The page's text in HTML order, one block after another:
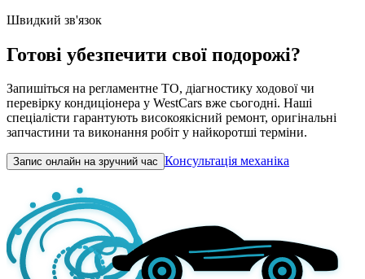
Швидкий зв'язок
Готові убезпечити свої подорожі?
Запишіться на регламентне ТО, діагностику ходової чи
перевірку кондиціонера у WestCars вже сьогодні. Наші
спеціалісти гарантують високоякісний ремонт, оригінальні
запчастини та виконання робіт у найкоротші терміни.
Запис онлайн на зручний час Консультація механіка